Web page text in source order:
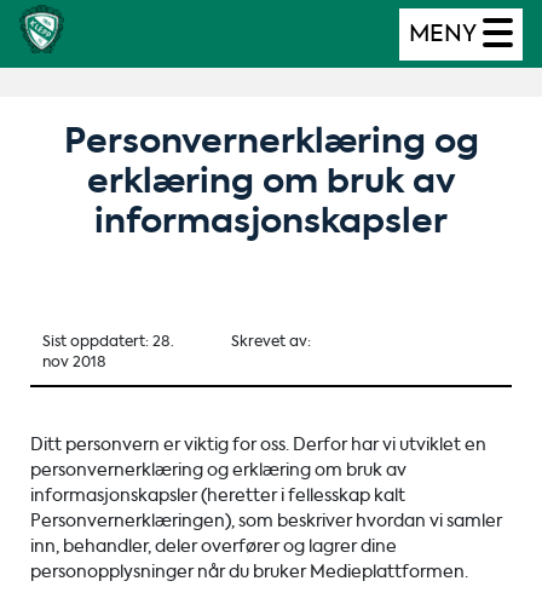
MENY
Personvernerklæring og
erklæring om bruk av
informasjonskapsler
Sist oppdatert: 28.
nov 2018
Skrevet av:
Ditt personvern er viktig for oss. Derfor har vi utviklet en
personvernerklæring og erklæring om bruk av
informasjonskapsler (heretter i fellesskap kalt
Personvernerklæringen), som beskriver hvordan vi samler
inn, behandler, deler overfører og lagrer dine
personopplysninger når du bruker Medieplattformen.